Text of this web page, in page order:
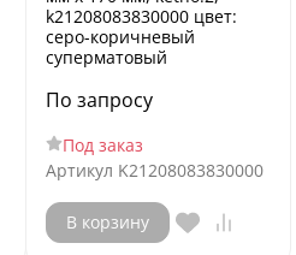
k21208083830000 цвет:
серо-коричневый
суперматовый
По запросу
Под заказ
Артикул K21208083830000
В корзину